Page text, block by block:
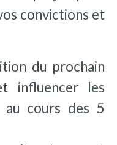
convictions et
du prochain
influencer les
au cours des 5